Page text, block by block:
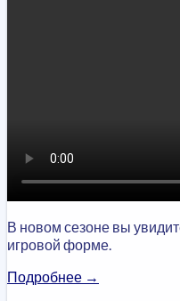
В новом сезоне вы
игровой форме.
Подробнее «Фотосессия
→